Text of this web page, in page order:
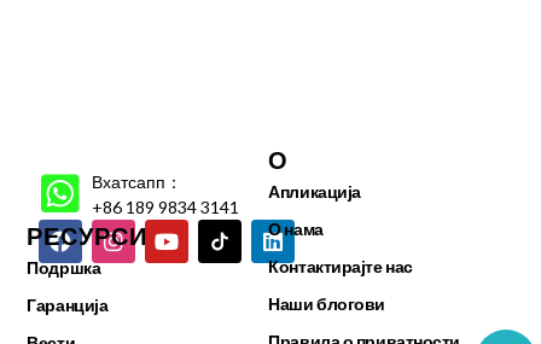
Вхатсапп：
+86 189 9834 3141
РЕСУРСИ
Подршка
Гаранција
О
Апликација
О нама
Контактирајте нас
Наши блогови